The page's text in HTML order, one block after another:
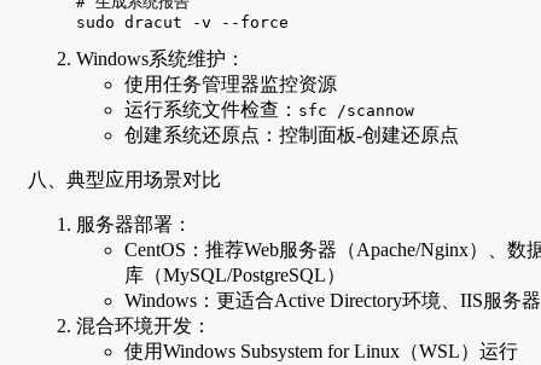
sudo dracut -v --force
Windows系统维护：
使用任务管理器监控资源
运行系统文件检查： sfc /scannow
创建系统还原点：控制面板-创建还原点
八、典型应用场景对比
服务器部署：
CentOS：推荐Web服务器（Apache/Nginx）、数
库（MySQL/PostgreSQL）
Windows：更适合Active Directory环境、IIS服务器
混合环境开发：
使用Windows Subsystem for Linux（WSL）运行